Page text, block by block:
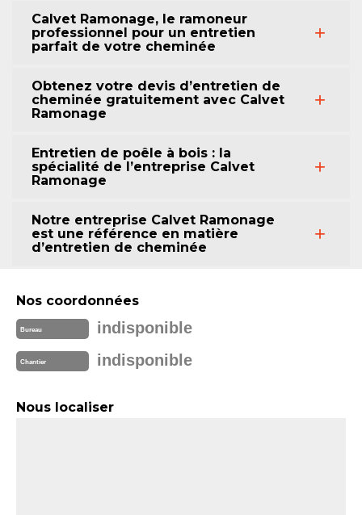
Calvet Ramonage, le ramoneur
professionnel pour un entretien
parfait de votre cheminée
Obtenez votre devis d’entretien de
cheminée gratuitement avec Calvet
Ramonage
Entretien de poêle à bois : la
spécialité de l’entreprise Calvet
Ramonage
Notre entreprise Calvet Ramonage
est une référence en matière
d’entretien de cheminée
Nos coordonnées
Bureau indisponible
Chantier indisponible
Nous localiser